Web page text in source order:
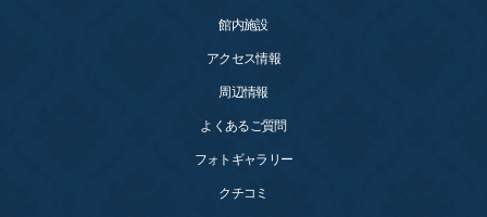
館内施設
アクセス情報
周辺情報
よくあるご質問
フォトギャラリー
クチコミ